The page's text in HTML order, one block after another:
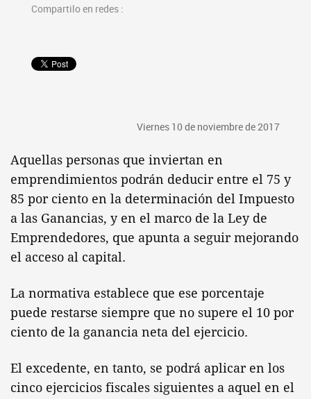
Compartilo en redes :
Viernes 10 de noviembre de 2017
Aquellas personas que inviertan en
emprendimientos podrán deducir entre el 75 y
85 por ciento en la determinación del Impuesto
a las Ganancias, y en el marco de la Ley de
Emprendedores, que apunta a seguir mejorando
el acceso al capital.
La normativa establece que ese porcentaje
puede restarse siempre que no supere el 10 por
ciento de la ganancia neta del ejercicio.
El excedente, en tanto, se podrá aplicar en los
cinco ejercicios fiscales siguientes a aquel en el